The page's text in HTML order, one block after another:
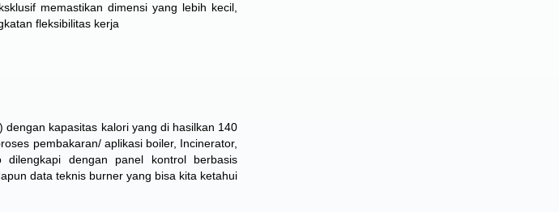
memastikan dimensi yang lebih kecil,
fleksibilitas kerja
kapasitas kalori yang di hasilkan 140
pembakaran/ aplikasi boiler, Incinerator,
dengan panel kontrol berbasis
data teknis burner yang bisa kita ketahui